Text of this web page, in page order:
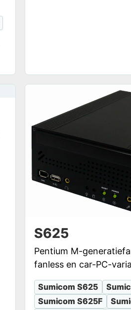
S625
Pentium M-
fanless en car-PC-
Sumicom S625
Sumicom S625F